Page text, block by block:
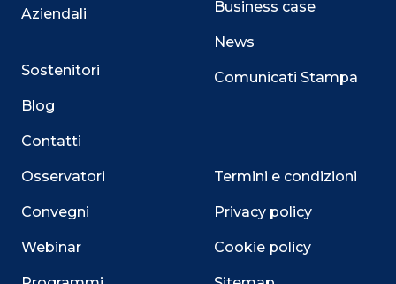
Aziendali
Sostenitori
Blog
Contatti
Osservatori
Convegni
Webinar
Business case
News
Comunicati Stampa
Termini e condizioni
Privacy policy
Cookie policy